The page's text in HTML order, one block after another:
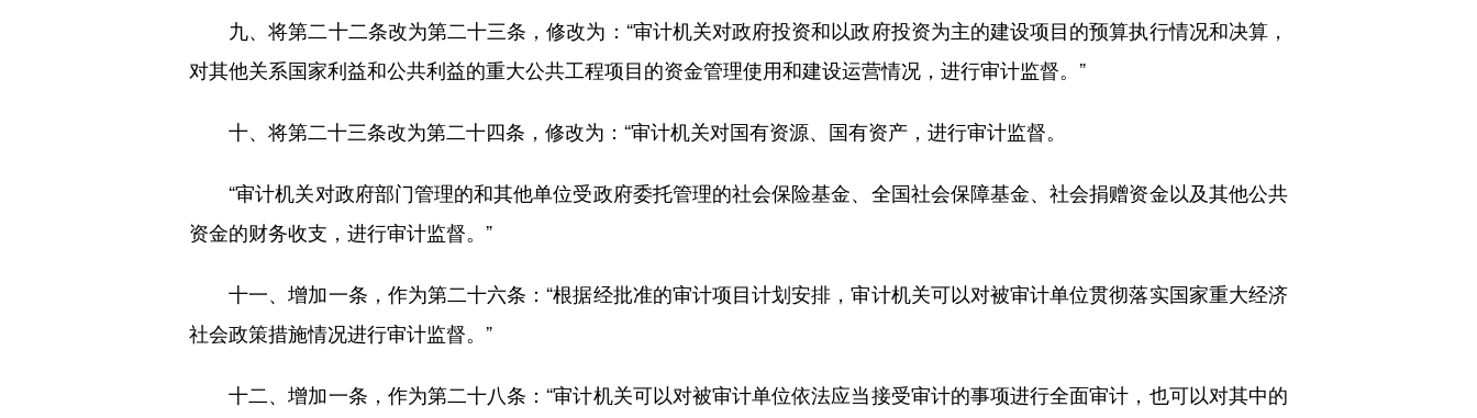
九、将第二十二条改为第二十三条，修改为：“审计机关对政府投资和以政府投资为主的建设项目的预算执行情况和决算，
对其他关系国家利益和公共利益的重大公共工程项目的资金管理使用和建设运营情况，进行审计监督。”
十、将第二十三条改为第二十四条，修改为：“审计机关对国有资源、国有资产，进行审计监督。
“审计机关对政府部门管理的和其他单位受政府委托管理的社会保险基金、全国社会保障基金、社会捐赠资金以及其他公共
资金的财务收支，进行审计监督。”
十一、增加一条，作为第二十六条：“根据经批准的审计项目计划安排，审计机关可以对被审计单位贯彻落实国家重大经济
社会政策措施情况进行审计监督。”
十二、增加一条，作为第二十八条：“审计机关可以对被审计单位依法应当接受审计的事项进行全面审计，也可以对其中的